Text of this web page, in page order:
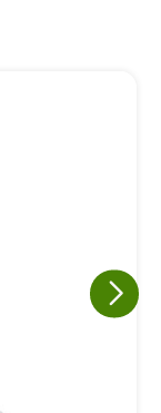
e respeitar
para fins
a